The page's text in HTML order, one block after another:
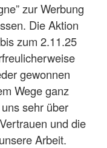
zur Werbung
Die Aktion
zum 2.11.25
gewonnen
Wege ganz
sehr über
und die
Arbeit.